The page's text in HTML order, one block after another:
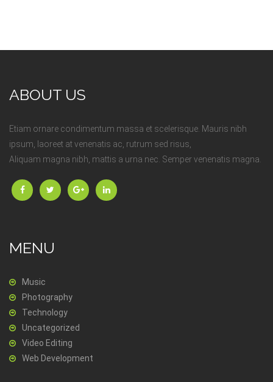
ABOUT US
Etiam ornare condimentum massa et scelerisque. Mauris nibh
ipsum, laoreet at venenatis ac, rutrum sed risus,
Aliquam magna nibh, mattis a urna nec. Semper venenatis magna.
MENU
Music
Photography
Technology
Uncategorized
Video Editing
Web Development